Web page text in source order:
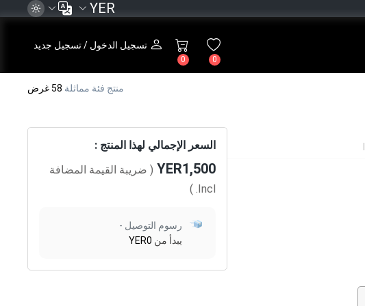
YER
0
0
تسجيل الدخول / تسجيل جديد
منتج فئة مماثلة 58 غرض
السعر الإجمالي لهذا المنتج :
YER1,500 ( ضريبة القيمة المضافة
Incl.
)
رسوم التوصيل -
يبدأ من YER0